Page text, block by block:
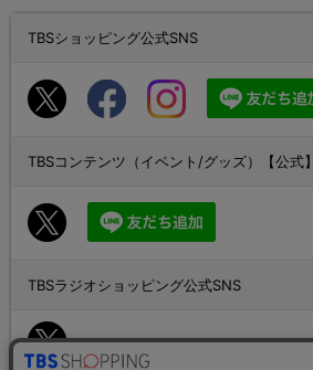
TBSショッピング公式SNS
TBSコンテンツ（イベント/グッズ）【公式】
TBSラジオショッピング公式SNS